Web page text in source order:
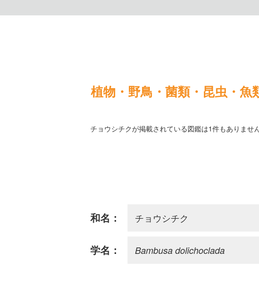
植物・野鳥・菌類・昆虫・
チョウシチクが掲載されている図鑑は1件もありません
和名： チョウシチク
学名： Bambusa dolichoclada